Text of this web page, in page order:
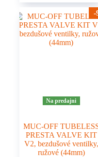
-
Na predajni
MUC-OFF
PRESTA VALVE KIT
V2, bezdušové ventilky,
ružové (44mm)